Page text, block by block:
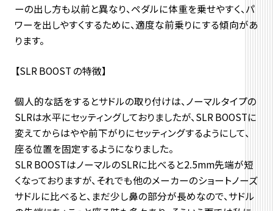
ーの出し方も以前と異なり、ペダルに体重を乗せやすく、パ
ワーを出しやすくするために、適度な前乗りにする傾向があ
ります。
【SLR BOOST の特徴】
個人的な話をするとサドルの取り付けは、ノーマルタイプの
SLRは水平にセッティングしておりましたが、SLR BOOSTに
変えてからはやや前下がりにセッティングするようにして、
座る位置を固定するようになりました。
SLR BOOSTはノーマルのSLRに比べると2.5mm先端が短
くなっておりますが、それでも他のメーカーのショートノーズ
サドルに比べると、まだ少し鼻の部分が長めなので、サドル